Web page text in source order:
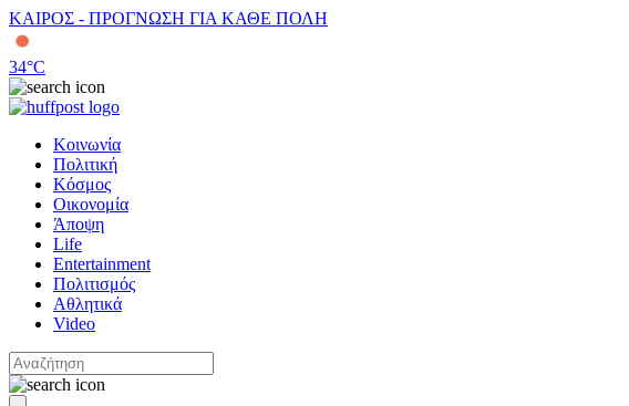
ΚΑΙΡΟΣ - ΠΡΟΓΝΩΣΗ ΓΙΑ ΚΑΘΕ ΠΟΛΗ
34°C
Κοινωνία
Πολιτική
Κόσμος
Οικονομία
Άποψη
Life
Entertainment
Πολιτισμός
Αθλητικά
Video